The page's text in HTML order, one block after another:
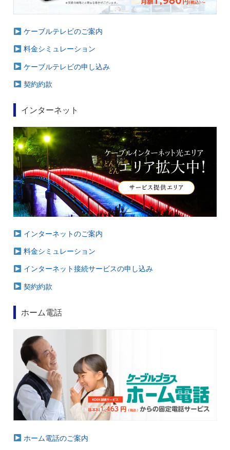
ケーブルテレビのご案内
料金シミュレーション
ケーブルテレビの申し込み
契約約款
インターネット
インターネットのご案内
料金シミュレーション
インターネット接続サービスの申し込み
契約約款
ホーム電話
ホーム電話のご案内